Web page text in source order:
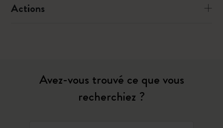
Actions
Avez-vous trouvé ce que vous
recherchiez ?